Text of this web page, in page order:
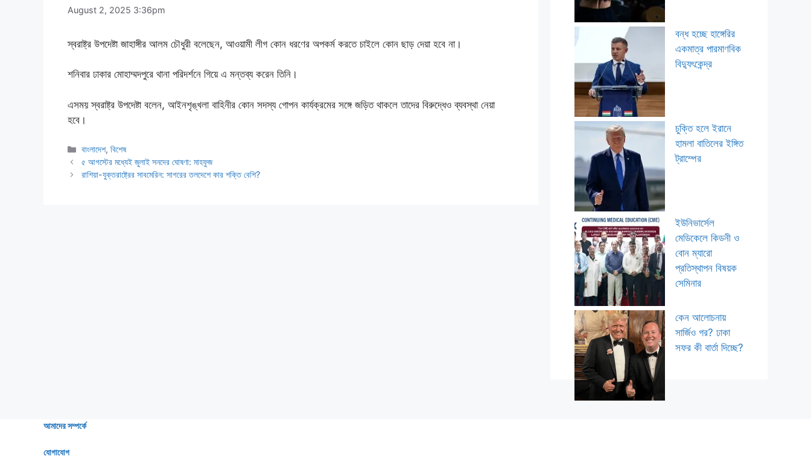
August 2, 2025 3:36pm
স্বরাষ্ট্র উপদেষ্টা জাহাঙ্গীর আলম চৌধুরী বলেছেন, আওয়ামী লীগ কোন ধরণের অপকর্ম করতে চাইলে কোন ছাড় দেয়া হবে না।
শনিবার ঢাকার মোহাম্মদপুরে থানা পরিদর্শনে গিয়ে এ মন্তব্য করেন তিনি।
এসময় স্বরাষ্ট্র উপদেষ্টা বলেন, আইনশৃঙ্খলা বাহিনীর কোন সদস্য গোপন কার্যক্রমের সঙ্গে জড়িত থাকলে তাদের বিরুদ্ধেও ব্যবস্থা নেয়া
হবে।
Categories
বাংলাদেশ,বিশেষ
৫ আগস্টের মধ্যেই জুলাই সনদের ঘোষণা: মাহফুজ
রাশিয়া-যুক্তরাষ্ট্রের সাবমেরিন: সাগরের তলদেশে কার শক্তি বেশি?
বন্ধ হচ্ছে হাঙ্গেরির
একমাত্র পারমাণবিক
বিদ্যুৎকেন্দ্র
চুক্তি হলে ইরানে
হামলা বাতিলের ইঙ্গিত
ট্রাম্পের
ইউনিভার্সেল
মেডিকেলে কিডনী ও
বোন ম্যারো
প্রতিস্থাপন বিষয়ক
সেমিনার
কেন আলোচনায়
সার্জিও গর? ঢাকা
সফর কী বার্তা দিচ্ছে?
আমাদের সম্পর্কে
যোগাযোগ